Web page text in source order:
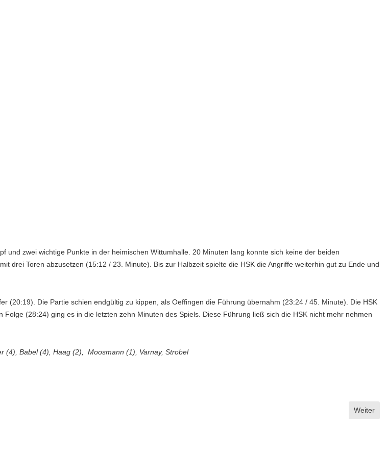
und zwei wichtige Punkte in der heimischen Wittumhalle. 20 Minuten lang konnte sich keine der beiden
drei Toren abzusetzen (15:12 / 23. Minute). Bis zur Halbzeit spielte die HSK die Angriffe weiterhin gut zu Ende und
(20:19). Die Partie schien endgültig zu kippen, als Oeffingen die Führung übernahm (23:24 / 45. Minute). Die HSK
(28:24) ging es in die letzten zehn Minuten des Spiels. Diese Führung ließ sich die HSK nicht mehr nehmen
(4), Babel (4), Haag (2), Moosmann (1), Varnay, Strobel
Nächster
Weiter